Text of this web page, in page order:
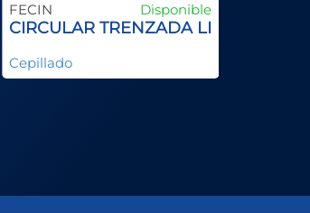
FECIN Disponible
CIRCULAR TRENZADA LINEA
Cepillado